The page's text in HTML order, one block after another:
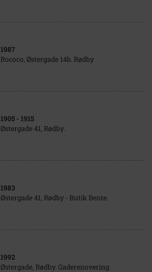
1987
Rococo, Østergade 14b. Rødby
1905 - 1915
Østergade 41, Rødby.
1983
Østergade 41, Rødby - Butik Bente.
1992
Østergade, Rødby. Gaderenovering.